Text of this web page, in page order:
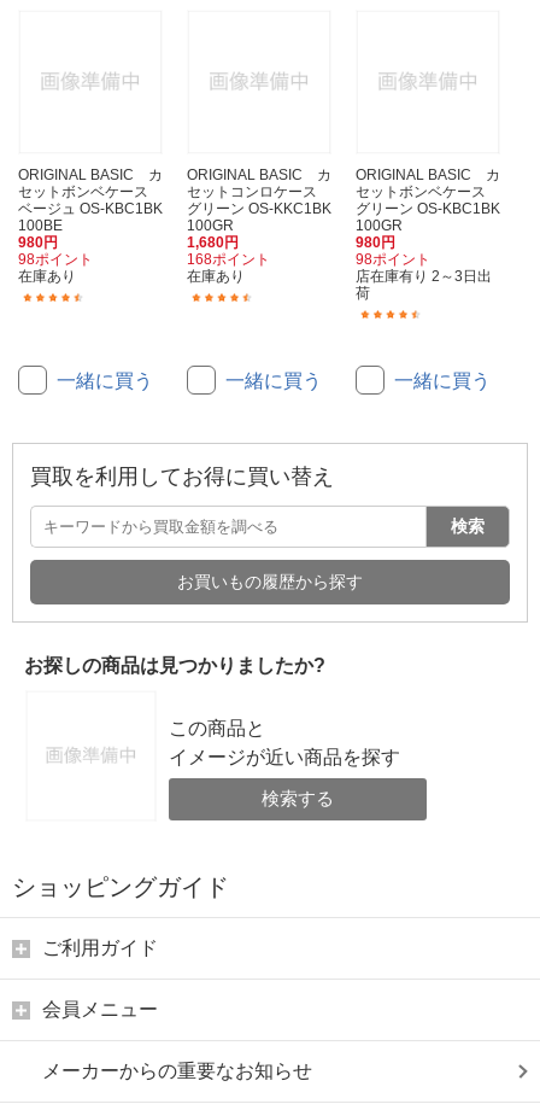
ORIGINAL BASIC カ
セットボンベケース
ベージュ OS-KBC1BK
100BE
980円
98ポイント
在庫あり
一緒に買う
ORIGINAL BASIC カ
セットコンロケース
グリーン OS-KKC1BK
100GR
1,680円
168ポイント
在庫あり
一緒に買う
ORIGINAL BASIC カ
セットボンベケース
グリーン OS-KBC1BK
100GR
980円
98ポイント
店在庫有り 2～3日出
荷
一緒に買う
買取を利用してお得に買い替え
検索
お買いもの履歴から探す
お探しの商品は見つかりましたか?
この商品と
イメージが近い商品を探す
検索する
ショッピングガイド
ご利用ガイド
会員メニュー
メーカーからの重要なお知らせ